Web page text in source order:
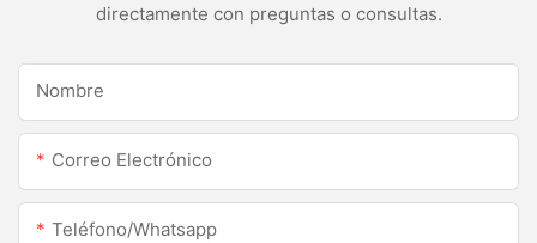
directamente con preguntas o consultas.
Nombre
Correo Electrónico
Teléfono/whatsapp